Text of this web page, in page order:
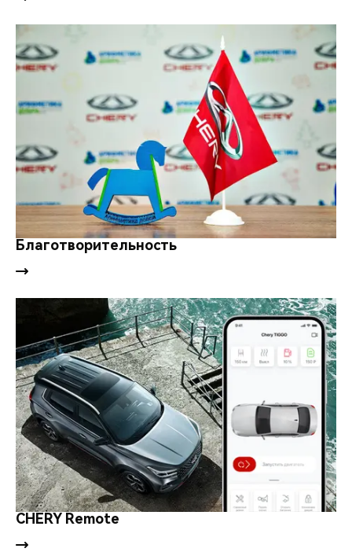
Благотворительность
CHERY Remote